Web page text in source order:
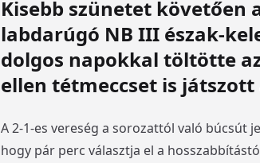
Kisebb szünetet
labdarúgó NB III észak-
dolgos napokkal töltötte az
ellen tétmeccset is
A 2-1-es vereség a sorozattól való
hogy pár perc választja el a